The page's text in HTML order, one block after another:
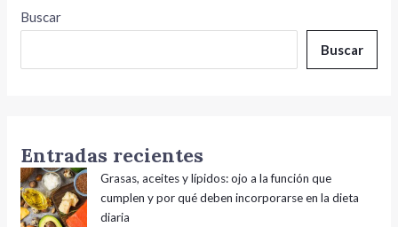
Buscar
Buscar
Entradas recientes
Grasas, aceites y lípidos: ojo a la función que
cumplen y por qué deben incorporarse en la dieta
diaria